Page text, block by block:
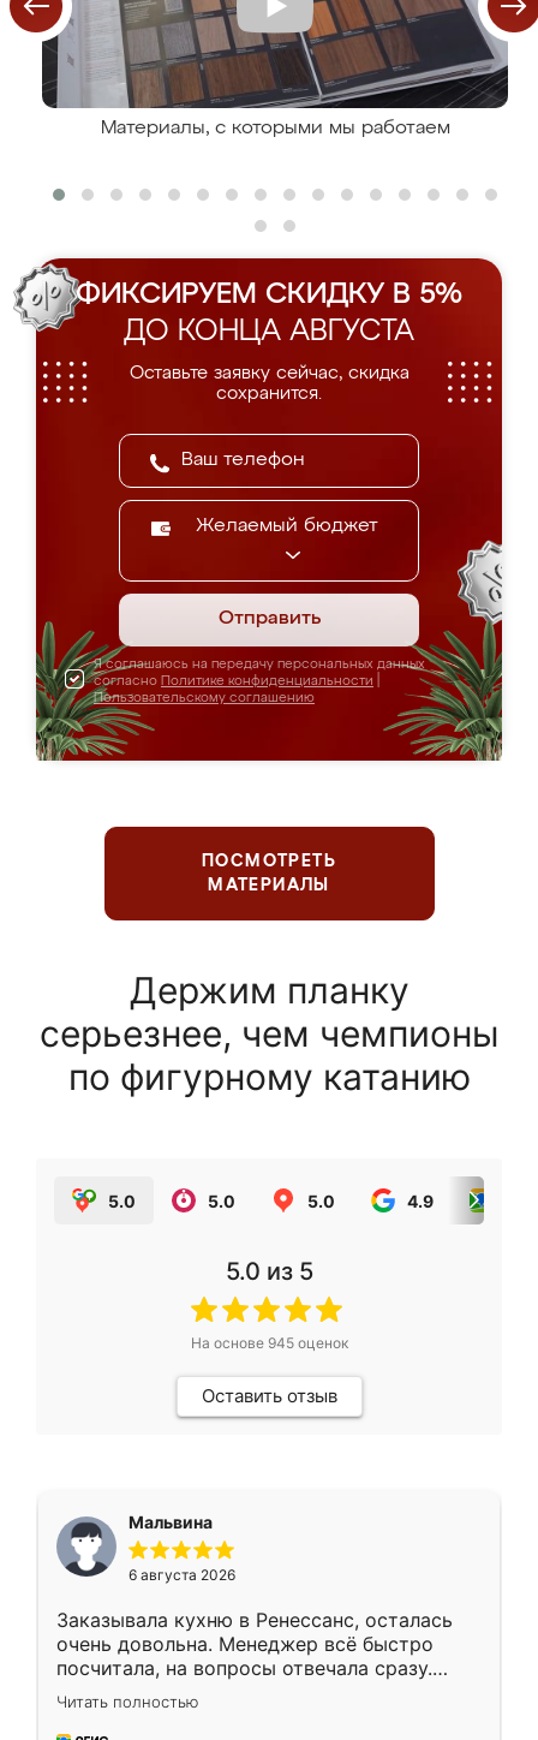
Материалы, с которыми мы работаем
ФИКСИРУЕМ СКИДКУ В 5%
ДО КОНЦА АВГУСТА
Оставьте заявку сейчас, скидка
сохранится.
Желаемый бюджет
Отправить
Я соглашаюсь на передачу персональных данных
согласно Политике конфиденциальности
Пользовательскому соглашению
ПОСМОТРЕТЬ
МАТЕРИАЛЫ
Держим планку
серьезнее, чем чемпионы
по фигурному катанию
5.0 5.0 5.0 4.9
5.0 из 5
На основе 945оценок
Оставить отзыв
Мальвина
6 августа 2026
Заказывала кухню в Ренессанс, осталась
очень довольна. Менеджер всё быстро
посчитала, на вопросы отвечала сразу.
Замерщик приехал в субботу, подошёл к
делу со всей ответственностью. Собрали
Читать полностью